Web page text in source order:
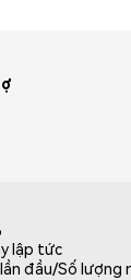
lập tức
đầu/Số lượng